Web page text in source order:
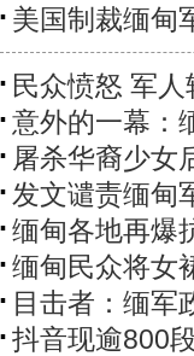
美国制裁缅甸
民众愤怒 军
意外的一幕：
屠杀华裔少女
发文谴责缅甸
缅甸各地再爆
缅甸民众将女
目击者：缅军
抖音现逾800